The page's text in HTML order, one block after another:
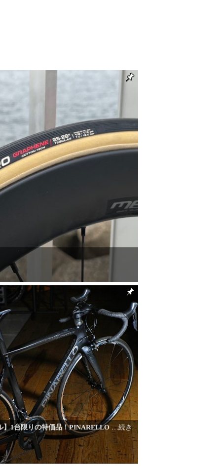
】1台限りの特価品！PINARELLO…続き